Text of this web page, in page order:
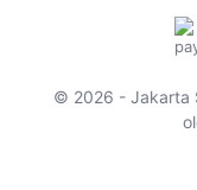
© 2026 - Jakarta